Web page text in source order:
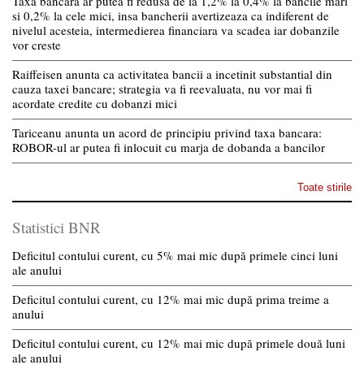
si 0,2% la cele mici, insa bancherii avertizeaza ca indiferent de
nivelul acesteia, intermedierea financiara va scadea iar dobanzile
vor creste
Raiffeisen anunta ca activitatea bancii a incetinit substantial din
cauza taxei bancare; strategia va fi reevaluata, nu vor mai fi
acordate credite cu dobanzi mici
Tariceanu anunta un acord de principiu privind taxa bancara:
ROBOR-ul ar putea fi inlocuit cu marja de dobanda a bancilor
Toate stirile
Statistici BNR
Deficitul contului curent, cu 5% mai mic după primele cinci luni
ale anului
Deficitul contului curent, cu 12% mai mic după prima treime a
anului
Deficitul contului curent, cu 12% mai mic după primele două luni
ale anului